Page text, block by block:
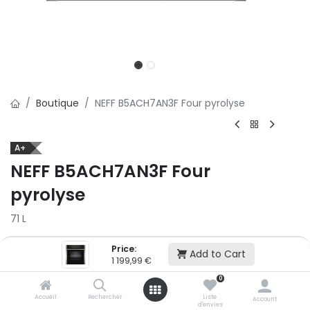
Price:
1 199,99 € Add to Cart
Accueil Rechercher
0
Liste
d'envies
Account
Boutique NEFF B5ACH7AN3F Four pyrolyse
A+
NEFF B5ACH7AN3F Four
pyrolyse
71 L
1 199,99€
Ajouter au panier